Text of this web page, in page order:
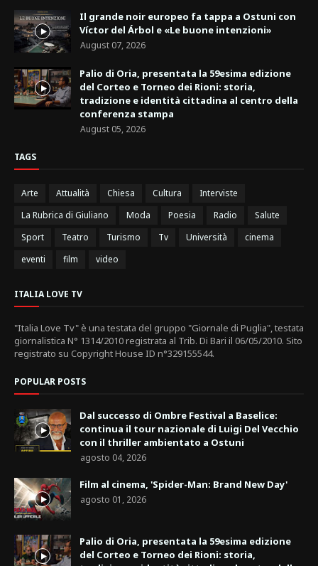
Il grande noir europeo fa tappa a Ostuni con
Víctor del Árbol e «Le buone intenzioni»
August 07, 2026
Palio di Oria, presentata la 59esima edizione
del Corteo e Torneo dei Rioni: storia,
tradizione e identità cittadina al centro della
conferenza stampa
August 05, 2026
TAGS
Arte Attualità Chiesa Cultura
Interviste
La Rubrica di Giuliano
Moda Poesia Radio
Salute
Sport
Teatro Turismo Tv Università
cinema
eventi
film video
ITALIA LOVE TV
"Italia Love Tv" è una testata del gruppo "Giornale di Puglia", testata
giornalistica N° 1314/2010 registrata al Trib. Di Bari il 06/05/2010. Sito
registrato su Copyright House ID n°329155544.
POPULAR POSTS
Dal successo di Ombre Festival a Baselice:
continua il tour nazionale di Luigi Del Vecchio
con il thriller ambientato a Ostuni
agosto 04, 2026
Film al cinema, 'Spider-Man: Brand New Day'
agosto 01, 2026
Palio di Oria, presentata la 59esima edizione
del Corteo e Torneo dei Rioni: storia,